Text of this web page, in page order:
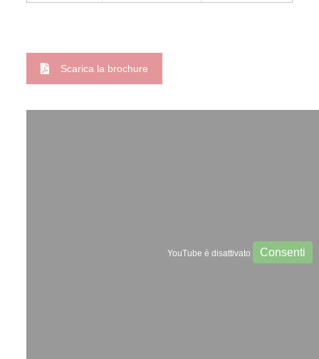
Scarica la brochure
YouTube è disattivato Consenti